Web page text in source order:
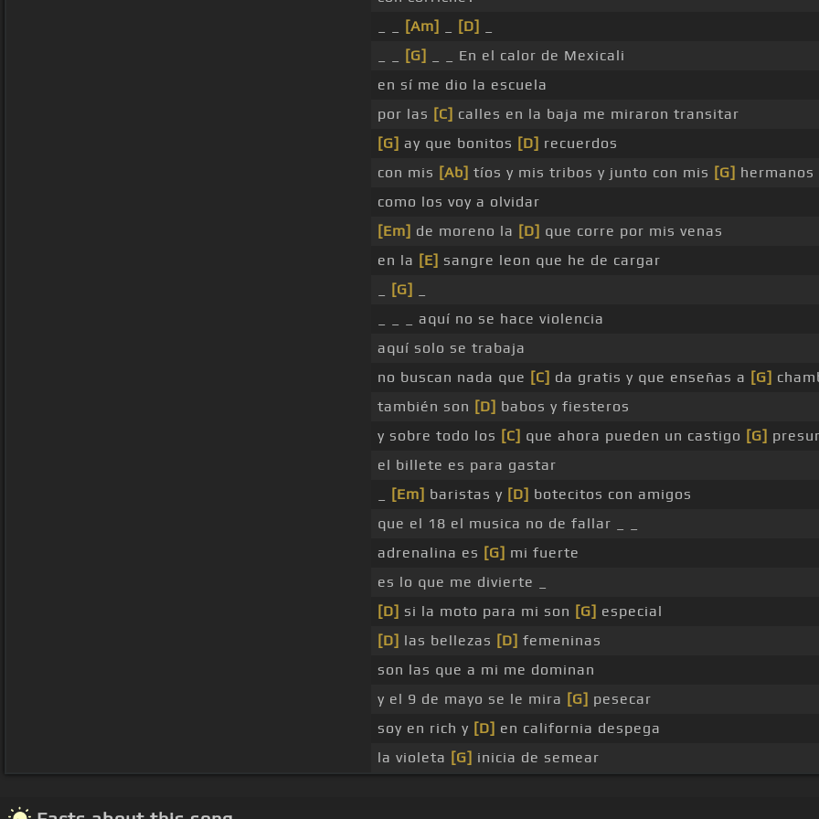
[Am] [D]
[G]
_ _ En el calor de Mexicali
en sí me dio la escuela
por las [C] calles en la baja me miraron transitar
[G] ay que bonitos [D] recuerdos
con mis [Ab] tíos y mis tribos y junto con mis [G] hermanos
como los voy a olvidar
[Em] de moreno la [D] que corre por mis venas
en la [E] sangre leon que he de cargar
[G]
_ _ _ aquí no se hace violencia
aquí solo se trabaja
no buscan nada que [C] da gratis y que enseñas a [G]
también son [D] babos y fiesteros
y sobre todo los [C] que ahora pueden un castigo [G]
el billete es para gastar
[Em] baristas y [D] botecitos con amigos
que el 18 el musica no de fallar _ _
adrenalina es [G] mi fuerte
es lo que me divierte _
[D] si la moto para mi son [G] especial
[D] las bellezas [D] femeninas
son las que a mi me dominan
y el 9 de mayo se le mira [G] pesecar
soy en rich y [D] en california despega
la violeta [G] inicia de semear